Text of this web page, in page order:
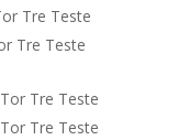
Tre Teste
Tre Teste
Tor Tre Teste
Tor Tre Teste